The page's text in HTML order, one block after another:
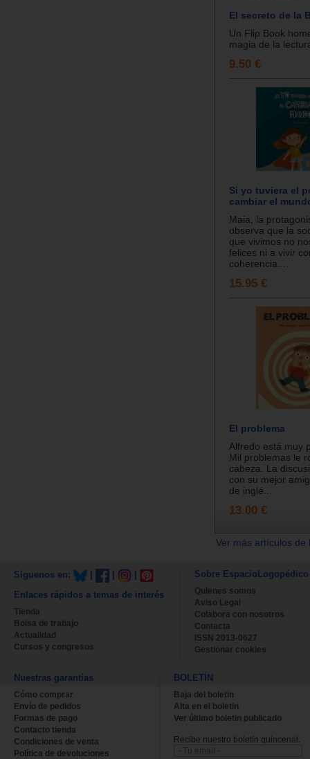
El secreto de la
Un Flip Book
magia de la
9.50 €
Si yo tuviera el
cambiar el
Maia, la
observa que la
que vivimos no
felices ni a vivir
coherencia....
15.95 €
El problema
Alfredo está muy
Mil problemas le
cabeza. La
con su mejor
de inglé...
13.00 €
Ver más artículos
Síguenos en:
Enlaces rápidos a temas de interés
Tienda
Bolsa de trabajo
Actualidad
Cursos y congresos
Sobre EspacioLogopédico
Quienes somos
Aviso Legal
Colabora con nosotros
Contacta
ISSN 2013-0627
Gestionar cookies
Nuestras garantías
Cómo comprar
Envío de pedidos
Formas de pago
Contacto tienda
Condiciones de venta
Política de devoluciones
BOLETÍN
Baja del boletin
Alta en el boletin
Ver último boletin publicado
Recibe nuestro boletín quincenal.